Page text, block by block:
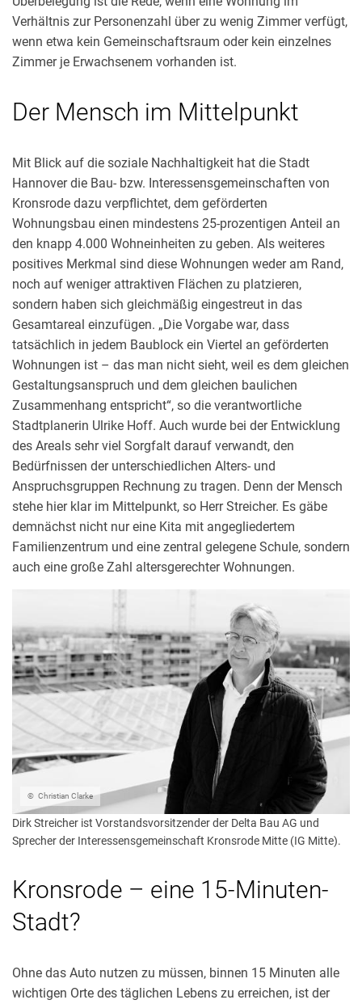
Verhältnis zur Personenzahl über zu wenig Zimmer verfügt,
wenn etwa kein Gemeinschaftsraum oder kein einzelnes
Zimmer je Erwachsenem vorhanden ist.
Der Mensch im Mittelpunkt
Mit Blick auf die soziale Nachhaltigkeit hat die Stadt
Hannover die Bau- bzw. Interessensgemeinschaften von
Kronsrode dazu verpflichtet, dem geförderten
Wohnungsbau einen mindestens 25-prozentigen Anteil an
den knapp 4.000 Wohneinheiten zu geben. Als weiteres
positives Merkmal sind diese Wohnungen weder am Rand,
noch auf weniger attraktiven Flächen zu platzieren,
sondern haben sich gleichmäßig eingestreut in das
Gesamtareal einzufügen. „Die Vorgabe war, dass
tatsächlich in jedem Baublock ein Viertel an geförderten
Wohnungen ist – das man nicht sieht, weil es dem gleichen
Gestaltungsanspruch und dem gleichen baulichen
Zusammenhang entspricht“, so die verantwortliche
Stadtplanerin Ulrike Hoff. Auch wurde bei der Entwicklung
des Areals sehr viel Sorgfalt darauf verwandt, den
Bedürfnissen der unterschiedlichen Alters- und
Anspruchsgruppen Rechnung zu tragen. Denn der Mensch
stehe hier klar im Mittelpunkt, so Herr Streicher. Es gäbe
demnächst nicht nur eine Kita mit angegliedertem
Familienzentrum und eine zentral gelegene Schule, sondern
auch eine große Zahl altersgerechter Wohnungen.
Christian Clarke
Dirk Streicher ist Vorstandsvorsitzender der Delta Bau AG und
Sprecher der Interessensgemeinschaft Kronsrode Mitte (IG Mitte).
Kronsrode – eine 15-Minuten-
Stadt?
Ohne das Auto nutzen zu müssen, binnen 15 Minuten alle
wichtigen Orte des täglichen Lebens zu erreichen, ist der